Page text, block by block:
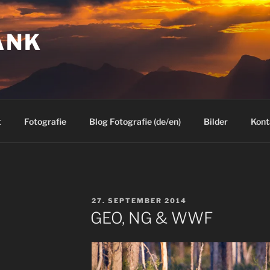
Fotografie Blog Fotografie (de/en) Bilder
VERÖFFENTLICHT
AM
27. SEPTEMBER 2014
GEO, NG & WWF